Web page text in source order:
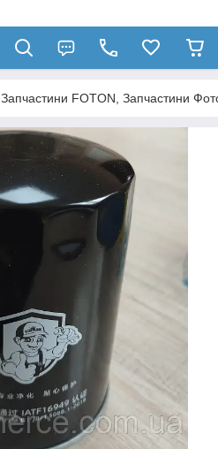
Запчастини FOTON, Запчастини